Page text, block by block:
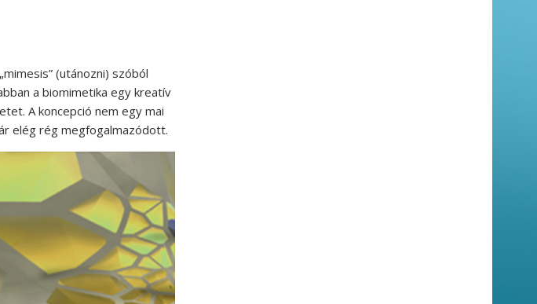
(utánozni) szóból
a biomimetika egy kreatív
A koncepció nem egy mai
elég rég megfogalmazódott.